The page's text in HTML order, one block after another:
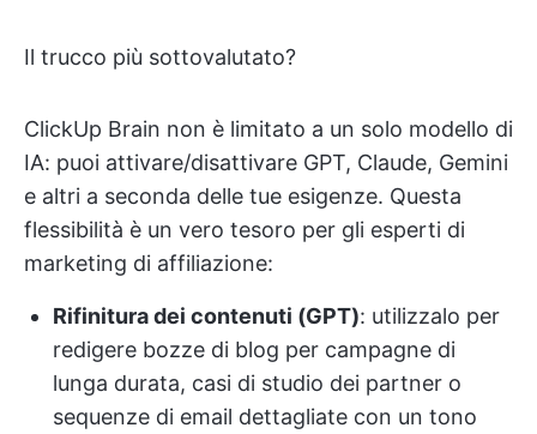
Il trucco più sottovalutato?
ClickUp Brain non è limitato a un solo modello di
IA: puoi attivare/disattivare GPT, Claude, Gemini
e altri a seconda delle tue esigenze. Questa
flessibilità è un vero tesoro per gli esperti di
marketing di affiliazione:
Rifinitura dei contenuti (GPT): utilizzalo per
redigere bozze di blog per campagne di
lunga durata, casi di studio dei partner o
sequenze di email dettagliate con un tono